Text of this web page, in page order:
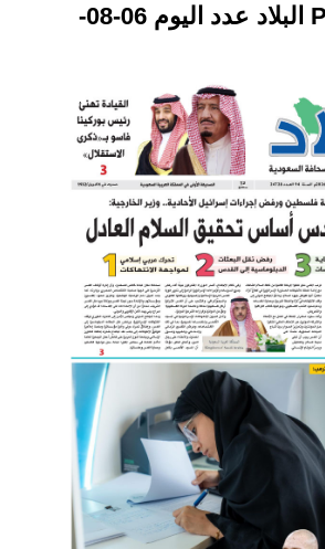
تحميل PDF البلاد عدد اليوم 06-08-